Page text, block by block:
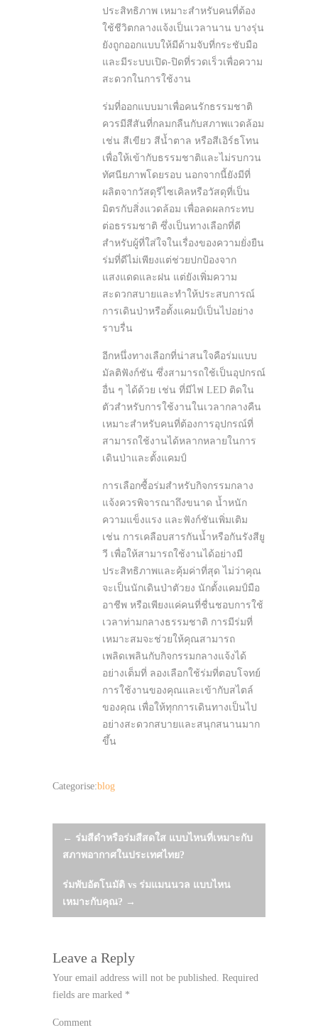
ประสิทธิภาพ เหมาะสำหรับคนที่ต้อง
ใช้ชีวิตกลางแจ้งเป็นเวลานาน บางรุ่น
ยังถูกออกแบบให้มีด้ามจับที่กระชับมือ
และมีระบบเปิด-ปิดที่รวดเร็วเพื่อความ
สะดวกในการใช้งาน
ร่มที่ออกแบบมาเพื่อคนรักธรรมชาติ
ควรมีสีสันที่กลมกลืนกับสภาพแวดล้อม
เช่น สีเขียว สีน้ำตาล หรือสีเอิร์ธโทน
เพื่อให้เข้ากับธรรมชาติและไม่รบกวน
ทัศนียภาพโดยรอบ นอกจากนี้ยังมีที่
ผลิตจากวัสดุรีไซเคิลหรือวัสดุที่เป็น
มิตรกับสิ่งแวดล้อม เพื่อลดผลกระทบ
ต่อธรรมชาติ ซึ่งเป็นทางเลือกที่ดี
สำหรับผู้ที่ใส่ใจในเรื่องของความยั่งยืน
ร่มที่ดีไม่เพียงแต่ช่วยปกป้องจาก
แสงแดดและฝน แต่ยังเพิ่มความ
สะดวกสบายและทำให้ประสบการณ์
การเดินป่าหรือตั้งแคมป์เป็นไปอย่าง
ราบรื่น
อีกหนึ่งทางเลือกที่น่าสนใจคือร่มแบบ
มัลติฟังก์ชัน ซึ่งสามารถใช้เป็นอุปกรณ์
อื่น ๆ ได้ด้วย เช่น ที่มีไฟ LED ติดใน
ตัวสำหรับการใช้งานในเวลากลางคืน
เหมาะสำหรับคนที่ต้องการอุปกรณ์ที่
สามารถใช้งานได้หลากหลายในการ
เดินป่าและตั้งแคมป์
การเลือกซื้อร่มสำหรับกิจกรรมกลาง
แจ้งควรพิจารณาถึงขนาด น้ำหนัก
ความแข็งแรง และฟังก์ชันเพิ่มเติม
เช่น การเคลือบสารกันน้ำหรือกันรังสียู
วี เพื่อให้สามารถใช้งานได้อย่างมี
ประสิทธิภาพและคุ้มค่าที่สุด ไม่ว่าคุณ
จะเป็นนักเดินป่าตัวยง นักตั้งแคมป์มือ
อาชีพ หรือเพียงแค่คนที่ชื่นชอบการใช้
เวลาท่ามกลางธรรมชาติ การมีร่มที่
เหมาะสมจะช่วยให้คุณสามารถ
เพลิดเพลินกับกิจกรรมกลางแจ้งได้
อย่างเต็มที่ ลองเลือกใช้ร่มที่ตอบโจทย์
การใช้งานของคุณและเข้ากับสไตล์
ของคุณ เพื่อให้ทุกการเดินทางเป็นไป
อย่างสะดวกสบายและสนุกสนานมาก
ขึ้น
Categorise:blog
Post
navigation
← ร่มสีดำหรือร่มสีสดใส แบบไหนที่เหมาะกับ
สภาพอากาศในประเทศไทย?
ร่มพับอัตโนมัติ vs ร่มแมนนวล แบบไหน
เหมาะกับคุณ? →
Leave a Reply
Your email address will not be published. Required
fields are marked *
Comment